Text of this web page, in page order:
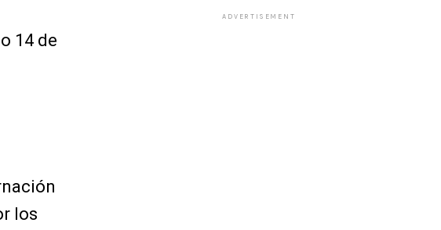
14 de
los
ADVERTISEMENT